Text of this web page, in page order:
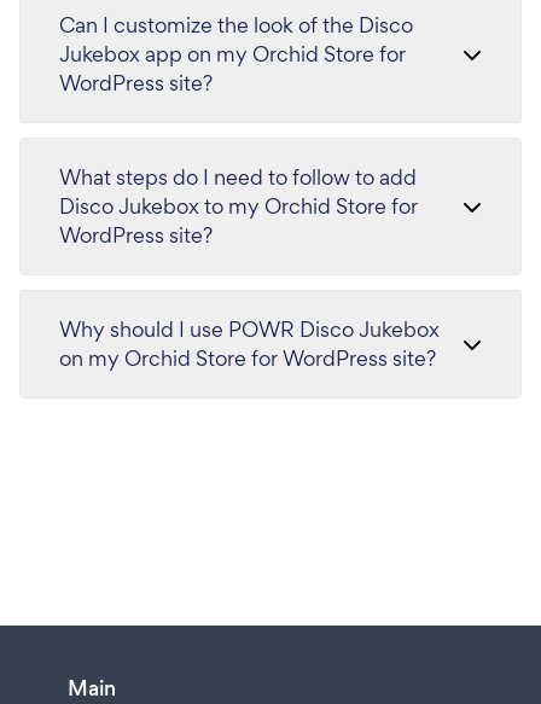
Can I customize the look of the Disco
Jukebox app on my Orchid Store for
WordPress site?
What steps do I need to follow to add
Disco Jukebox to my Orchid Store for
WordPress site?
Why should I use POWR Disco Jukebox
on my Orchid Store for WordPress site?
Main